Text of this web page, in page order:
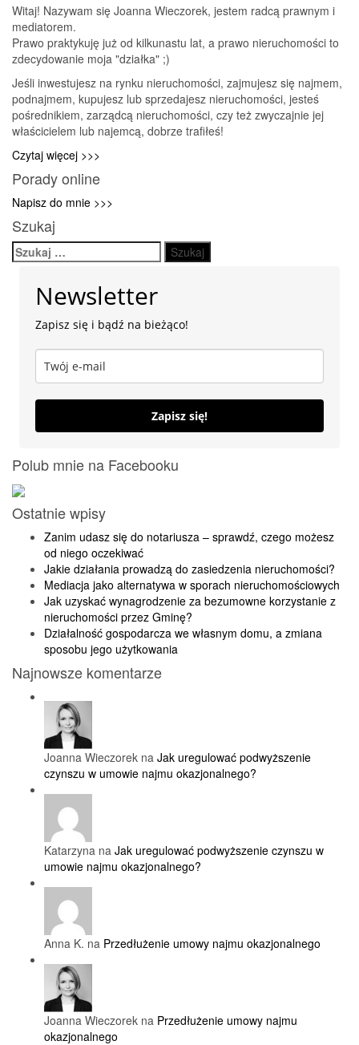
Witaj! Nazywam się Joanna Wieczorek, jestem radcą prawnym i
mediatorem.
Prawo praktykuję już od kilkunastu lat, a prawo nieruchomości to
zdecydowanie moja "działka" ;)
Jeśli inwestujesz na rynku nieruchomości, zajmujesz się najmem,
podnajmem, kupujesz lub sprzedajesz nieruchomości, jesteś
pośrednikiem, zarządcą nieruchomości, czy też zwyczajnie jej
właścicielem lub najemcą, dobrze trafiłeś!
Czytaj więcej >>>
Porady online
Napisz do mnie >>>
Szukaj
Szukaj:
Newsletter
Zapisz się i bądź na bieżąco!
Zapisz się!
Polub mnie na Facebooku
Ostatnie wpisy
Zanim udasz się do notariusza – sprawdź, czego możesz
od niego oczekiwać
Jakie działania prowadzą do zasiedzenia nieruchomości?
Mediacja jako alternatywa w sporach nieruchomościowych
Jak uzyskać wynagrodzenie za bezumowne korzystanie z
nieruchomości przez Gminę?
Działalność gospodarcza we własnym domu, a zmiana
sposobu jego użytkowania
Najnowsze komentarze
Joanna Wieczorek na Jak uregulować podwyższenie
czynszu w umowie najmu okazjonalnego?
Katarzyna na Jak uregulować podwyższenie czynszu w
umowie najmu okazjonalnego?
Anna K. na Przedłużenie umowy najmu okazjonalnego
Joanna Wieczorek na Przedłużenie umowy najmu
okazjonalnego